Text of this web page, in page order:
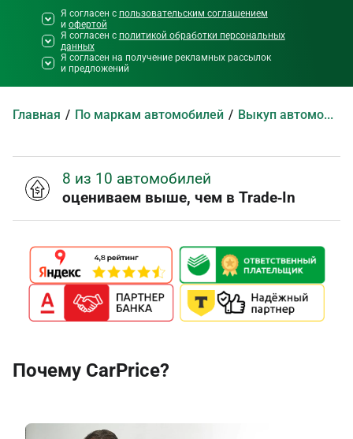
Необходимо согласиться со всеми
правилами и условиями ниже
Я согласен с пользовательским соглашением
и офертой
Я согласен с политикой обработки персональных
данных
Я согласен на получение рекламных рассылок
и предложений
Главная По маркам автомобилей Выкуп автомобилей Renault Samsung
8 из 10 автомобилей
оцениваем выше, чем в Trade‑In
Почему CarPrice?